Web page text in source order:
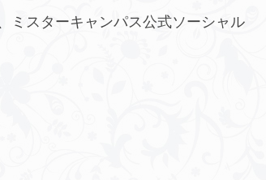
ミスターキャンパス公式ソーシャル